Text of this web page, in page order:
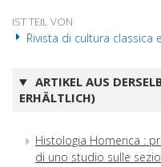
IST TEIL VON
Rivista di cultura classica
ARTIKEL AUS
ERHÄLTLICH)
Histologia Homerica :
di uno studio sulle